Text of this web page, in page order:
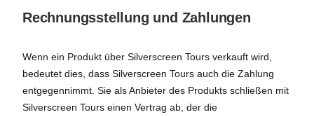
Rechnungsstellung und Zahlungen
Wenn ein Produkt über Silverscreen Tours verkauft wird,
bedeutet dies, dass Silverscreen Tours auch die Zahlung
entgegennimmt. Sie als Anbieter des Produkts schließen mit
Silverscreen Tours einen Vertrag ab, der die